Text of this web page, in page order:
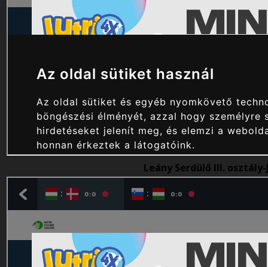
Leány Serdülő III.